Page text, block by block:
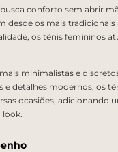
conforto sem abrir
desde os mais tradicionais
os tênis femininos
minimalistas e
e detalhes modernos, os
ocasiões, adicionando